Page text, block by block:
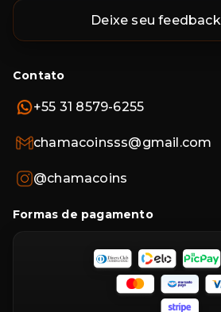
Deixe seu feedback
Contato
+55 31 8579-6255
chamacoinsss@gmail.com
@chamacoins
Formas de pagamento